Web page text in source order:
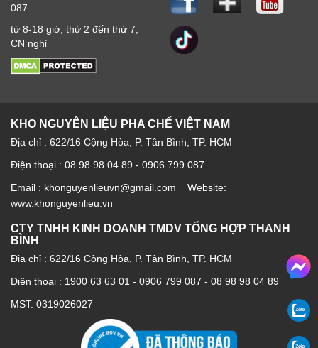
087
từ 8-18 giờ, thứ 2 đến thứ 7,
CN nghỉ
KHO NGUYÊN LIỆU PHA CHẾ VIỆT NAM
Địa chỉ : 622/16 Cộng Hòa, P. Tân Bình, TP. HCM
Điện thoại : 08 98 98 04 89 - 0906 799 087
Email : khonguyenlieuvn@gmail.com Website:
www.khonguyenlieu.vn
CTY TNHH KINH DOANH TMDV TỔNG HỢP THANH
BÌNH
Địa chỉ : 622/16 Cộng Hòa, P. Tân Bình, TP. HCM
Điện thoại : 1900 63 63 01 - 0906 799 087 - 08 98 98 04 89
MST: 0319026027